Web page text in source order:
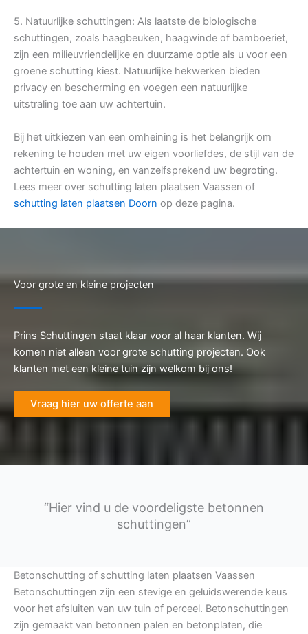
5. Natuurlijke schuttingen: Als laatste de biologische
schuttingen, zoals haagbeuken, haagwinde of bamboeriet,
zijn een milieuvriendelijke en duurzame optie als u voor een
groene schutting kiest. Natuurlijke hekwerken bieden
privacy en bescherming en voegen een natuurlijke
uitstraling toe aan uw achtertuin.
Bij het uitkiezen van een omheining is het belangrijk om
rekening te houden met uw eigen voorliefdes, de stijl van de
achtertuin en woning, en vanzelfsprekend uw begroting.
Lees meer over schutting laten plaatsen Vaassen of
schutting laten plaatsen Doorn op deze pagina.
Voor grote en kleine projecten
Prins Schuttingen staat klaar voor al haar klanten. Wij
komen niet alleen voor grote schutting projecten. Ook
klanten met een kleine tuin zijn welkom bij ons!
Vraag hier uw offerte aan
“Hier vind u de voordeligste betonnen
schuttingen”
Betonschutting of schutting laten plaatsen Vaassen
Betonschuttingen zijn een stevige en geluidswerende keus
voor het afsluiten van uw tuin of perceel. Betonschuttingen
zijn gemaakt van betonnen palen en betonplaten, die